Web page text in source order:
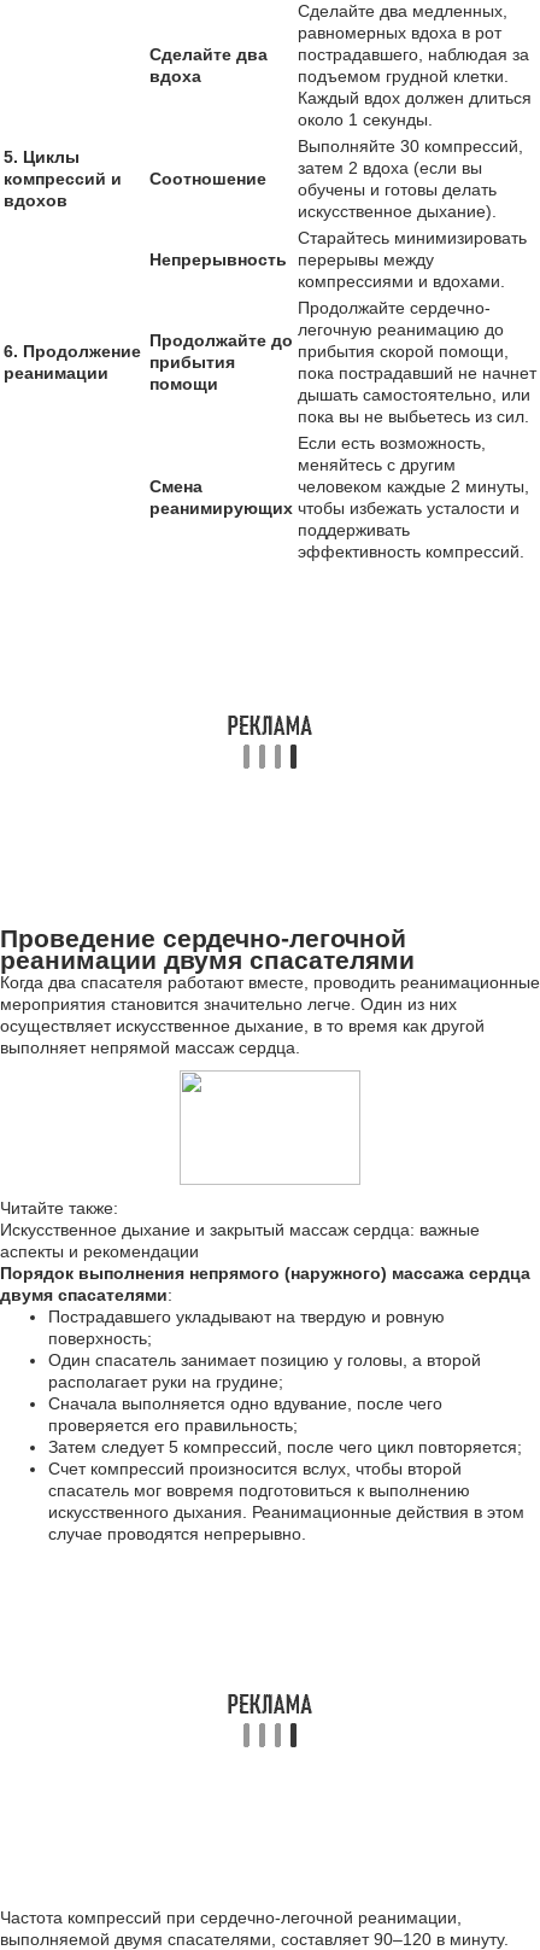
Сделайте два
вдоха
Сделайте два медленных,
равномерных вдоха в рот
пострадавшего, наблюдая за
подъемом грудной клетки.
Каждый вдох должен длиться
около 1 секунды.
5. Циклы
компрессий и
вдохов
Соотношение
Выполняйте 30 компрессий,
затем 2 вдоха (если вы
обучены и готовы делать
искусственное дыхание).
Непрерывность
Старайтесь минимизировать
перерывы между
компрессиями и вдохами.
6. Продолжение
реанимации
Продолжайте до
прибытия
помощи
Продолжайте сердечно-
легочную реанимацию до
прибытия скорой помощи,
пока пострадавший не начнет
дышать самостоятельно, или
пока вы не выбьетесь из сил.
Смена
реанимирующих
Если есть возможность,
меняйтесь с другим
человеком каждые 2 минуты,
чтобы избежать усталости и
поддерживать
эффективность компрессий.
Проведение сердечно-легочной
реанимации двумя спасателями
Когда два спасателя работают вместе, проводить реанимационные
мероприятия становится значительно легче. Один из них
осуществляет искусственное дыхание, в то время как другой
выполняет непрямой массаж сердца.
Читайте также:
Искусственное дыхание и закрытый массаж сердца: важные
аспекты и рекомендации
Порядок выполнения непрямого (наружного) массажа сердца
двумя спасателями:
Пострадавшего укладывают на твердую и ровную
поверхность;
Один спасатель занимает позицию у головы, а второй
располагает руки на грудине;
Сначала выполняется одно вдувание, после чего
проверяется его правильность;
Затем следует 5 компрессий, после чего цикл повторяется;
Счет компрессий произносится вслух, чтобы второй
спасатель мог вовремя подготовиться к выполнению
искусственного дыхания. Реанимационные действия в этом
случае проводятся непрерывно.
Частота компрессий при сердечно-легочной реанимации,
выполняемой двумя спасателями, составляет 90–120 в минуту.